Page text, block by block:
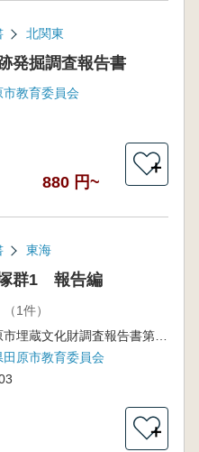
北関東
発掘調査報告書
市教育委員会
880 円~
＋
東海
群1 報告編
（1件）
田原市埋蔵文化財調査報告書第14集
田原市教育委員会
＋